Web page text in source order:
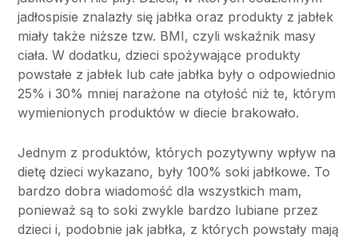
jadłospisie znalazły się jabłka oraz produkty z jabłek
miały także niższe tzw. BMI, czyli wskaźnik masy
ciała. W dodatku, dzieci spożywające produkty
powstałe z jabłek lub całe jabłka były o odpowiednio
25% i 30% mniej narażone na otyłość niż te, którym
wymienionych produktów w diecie brakowało.
Jednym z produktów, których pozytywny wpływ na
dietę dzieci wykazano, były 100% soki jabłkowe. To
bardzo dobra wiadomość dla wszystkich mam,
ponieważ są to soki zwykle bardzo lubiane przez
dzieci i, podobnie jak jabłka, z których powstały mają